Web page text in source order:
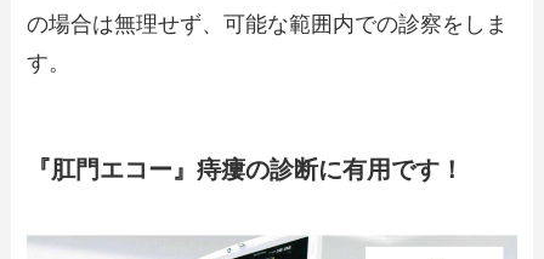
の場合は無理せず、可能な範囲内での診察をしま
す。
『肛門エコー』痔瘻の診断に有用です！